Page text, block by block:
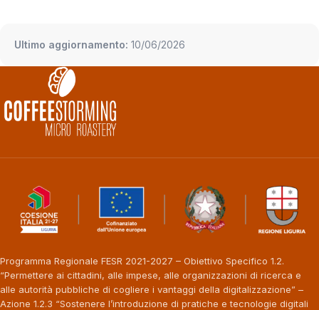
Ultimo aggiornamento: 10/06/2026
Programma Regionale FESR 2021-2027 – Obiettivo Specifico 1.2.
“Permettere ai cittadini, alle impese, alle organizzazioni di ricerca e
alle autorità pubbliche di cogliere i vantaggi della digitalizzazione” –
Azione 1.2.3 “Sostenere l’introduzione di pratiche e tecnologie digitali